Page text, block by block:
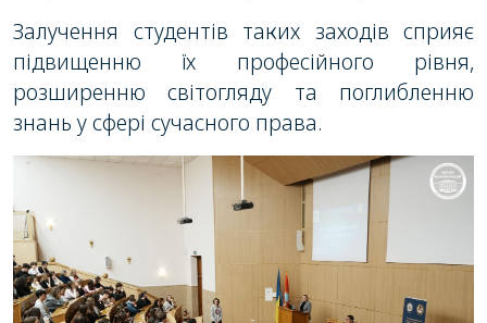
Залучення студентів таких заходів сприяє
підвищенню їх професійного рівня,
розширенню світогляду та поглибленню
знань у сфері сучасного права.